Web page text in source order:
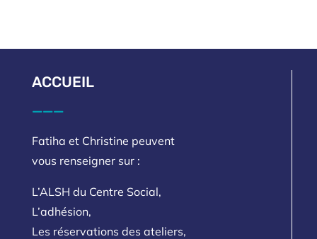
ACCUEIL
___
Fatiha et Christine peuvent
vous renseigner sur :
L’ALSH du Centre Social,
L’adhésion,
Les réservations des ateliers,